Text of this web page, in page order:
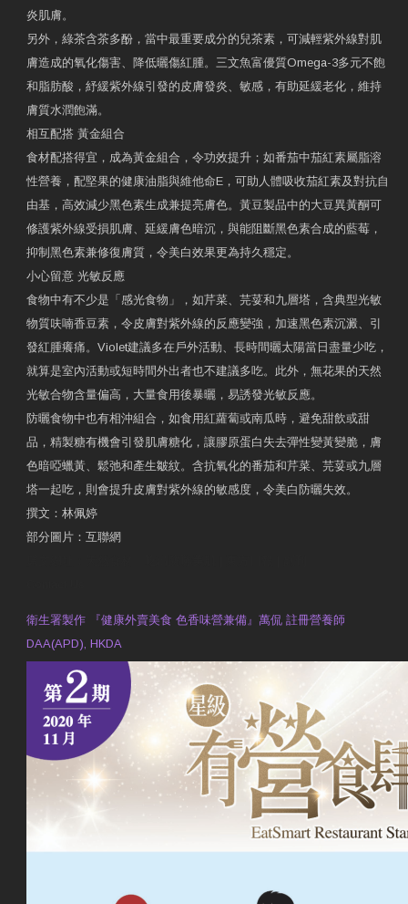
炎肌膚。
另外，綠茶含茶多酚，當中最重要成分的兒茶素，可減輕紫外線對肌
膚造成的氧化傷害、降低曬傷紅腫。三文魚富優質Omega-3多元不飽
和脂肪酸，紓緩紫外線引發的皮膚發炎、敏感，有助延緩老化，維持
膚質水潤飽滿。
相互配搭 黃金組合
食材配搭得宜，成為黃金組合，令功效提升；如番茄中茄紅素屬脂溶
性營養，配堅果的健康油脂與維他命E，可助人體吸收茄紅素及對抗自
由基，高效減少黑色素生成兼提亮膚色。黃豆製品中的大豆異黃酮可
修護紫外線受損肌膚、延緩膚色暗沉，與能阻斷黑色素合成的藍莓，
抑制黑色素兼修復膚質，令美白效果更為持久穩定。
小心留意 光敏反應
食物中有不少是「感光食物」，如芹菜、芫荽和九層塔，含典型光敏
物質呋喃香豆素，令皮膚對紫外線的反應變強，加速黑色素沉澱、引
發紅腫癢痛。Violet建議多在戶外活動、長時間曬太陽當日盡量少吃，
就算是室內活動或短時間外出者也不建議多吃。此外，無花果的天然
光敏合物含量偏高，大量食用後暴曬，易誘發光敏反應。
防曬食物中也有相沖組合，如食用紅蘿蔔或南瓜時，避免甜飲或甜
品，精製糖有機會引發肌膚糖化，讓膠原蛋白失去彈性變黃變脆，膚
色暗啞蠟黃、鬆弛和產生皺紋。含抗氧化的番茄和芹菜、芫荽或九層
塔一起吃，則會提升皮膚對紫外線的敏感度，令美白防曬失效。
撰文：林佩婷
部分圖片：互聯網
衛生署製作 『健康外賣美食 色香味營兼備』萬侃 註冊營養師
DAA(APD), HKDA